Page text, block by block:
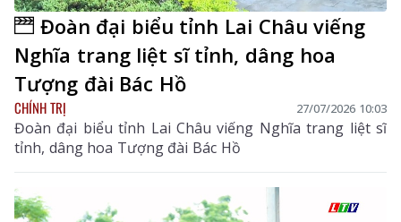
Đoàn đại biểu tỉnh Lai Châu viếng
Nghĩa trang liệt sĩ tỉnh, dâng hoa
Tượng đài Bác Hồ
CHÍNH TRỊ 27/07/2026 10:03
Đoàn đại biểu tỉnh Lai Châu viếng Nghĩa trang liệt sĩ
tỉnh, dâng hoa Tượng đài Bác Hồ